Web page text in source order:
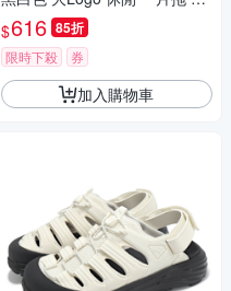
鬼氈 拖鞋 38414001
$616 85折
限時下殺 券
加入購物車